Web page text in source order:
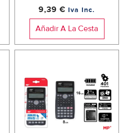
9,39 € Iva Inc.
Añadir A La Cesta